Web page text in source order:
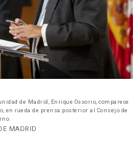
de Madrid, Enrique Ossorio, comparece
en rueda de prensa posterior al Consejo de
MADRID